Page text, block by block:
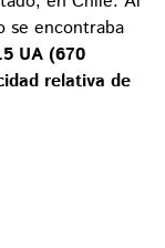
se encontraba
UA (670
relativa de